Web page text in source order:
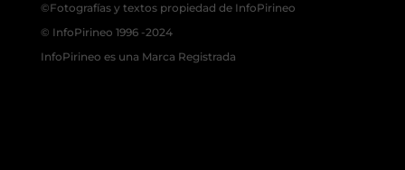
©Fotografías y textos propiedad de InfoPirineo
© InfoPirineo 1996 -2024
InfoPirineo es una Marca Registrada